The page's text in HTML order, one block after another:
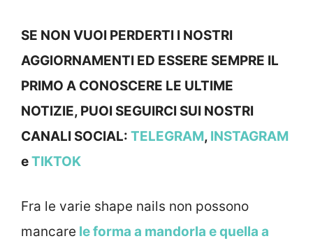
SE NON VUOI PERDERTI I NOSTRI
AGGIORNAMENTI ED ESSERE SEMPRE IL
PRIMO A CONOSCERE LE ULTIME
NOTIZIE, PUOI SEGUIRCI SUI NOSTRI
CANALI SOCIAL: TELEGRAM, INSTAGRAM
eTIKTOK
Fra le varie shape nails non possono
mancare le forma a mandorla e quella a